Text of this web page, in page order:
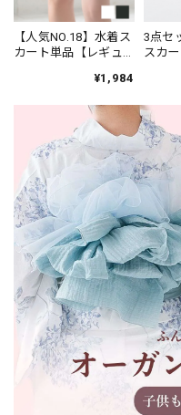
【人気NO.18】水着ス
カート単品【レギュ
¥1,984
3点セ
スカ